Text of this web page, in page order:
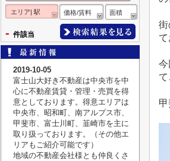
街
今
て
エリア| 駅 価格/賃料 面積
- 件該当
2019-10-05
富士山大好き不動産は中央市を中
心に不動産賃貸・管理・売買を得
意としております。得意エリアは
中央市、昭和町、南アルプス市、
甲斐市、富士川町、韮崎市を主に
取り扱っております。（その他エ
リアもご紹介可能です）
地域の不動産会社様とも仲良くさ